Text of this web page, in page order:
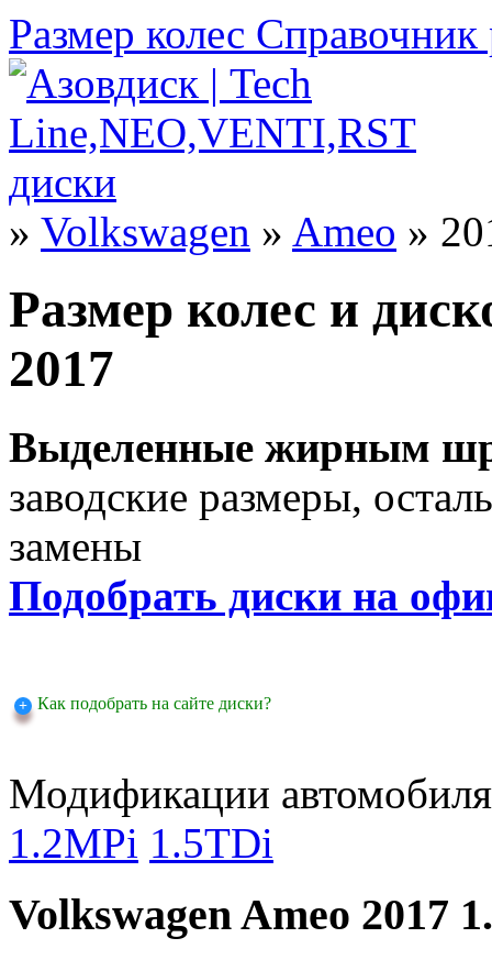
Размер колес Справочник
» Volkswagen » Ameo »
Размер колес и
2017
Выделенные жирным
заводские размеры,
замены
Подобрать диски на
Как подобрать на сайте диски?
Модификации автомобиля
1.2MPi 1.5TDi
Volkswagen Ameo 2017